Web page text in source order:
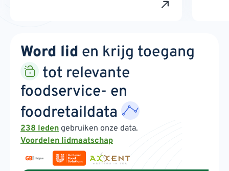
Word lid en krijg toegang
tot relevante
foodservice- en
foodretaildata
238 leden gebruiken onze data.
Voordelen lidmaatschap